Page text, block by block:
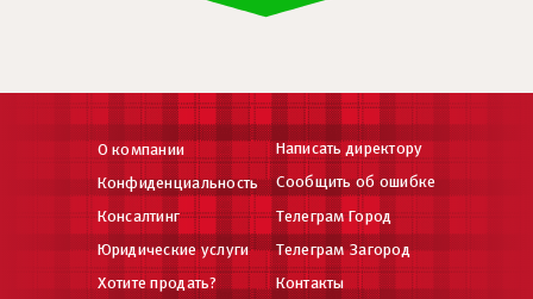
О компании
Конфиденциальность
Консалтинг
Юридические услуги
Хотите продать?
Написать директору
Сообщить об ошибке
Телеграм Город
Телеграм Загород
Контакты